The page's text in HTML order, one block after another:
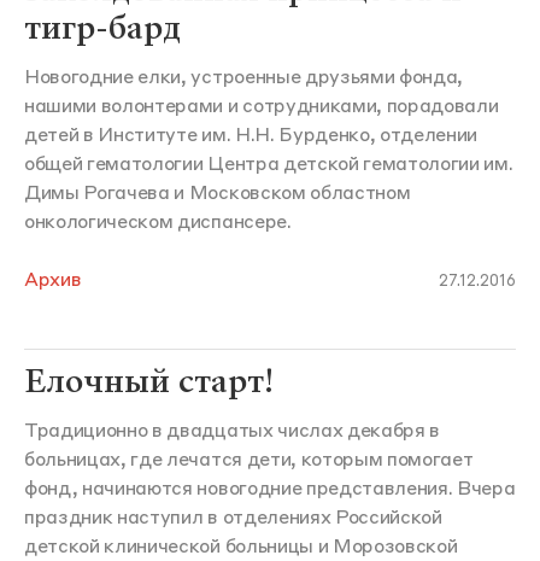
тигр-бард
Новогодние елки, устроенные друзьями фонда,
нашими волонтерами и сотрудниками, порадовали
детей в Институте им. Н.Н. Бурденко, отделении
общей гематологии Центра детской гематологии им.
Димы Рогачева и Московском областном
онкологическом диспансере.
Архив 27.12.2016
Елочный старт!
Традиционно в двадцатых числах декабря в
больницах, где лечатся дети, которым помогает
фонд, начинаются новогодние представления. Вчера
праздник наступил в отделениях Российской
детской клинической больницы и Морозовской